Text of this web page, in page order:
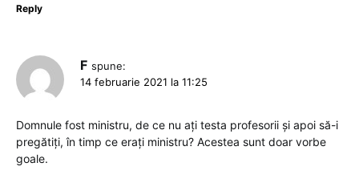
Reply
F spune:
14 februarie 2021 la 11:25
Domnule fost ministru, de ce nu ați testa profesorii și apoi să-i
pregătiți, în timp ce erați ministru? Acestea sunt doar vorbe
goale.